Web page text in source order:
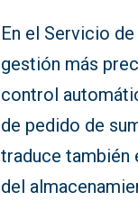
En el Servicio
gestión más
control
de pedido de
traduce también
del